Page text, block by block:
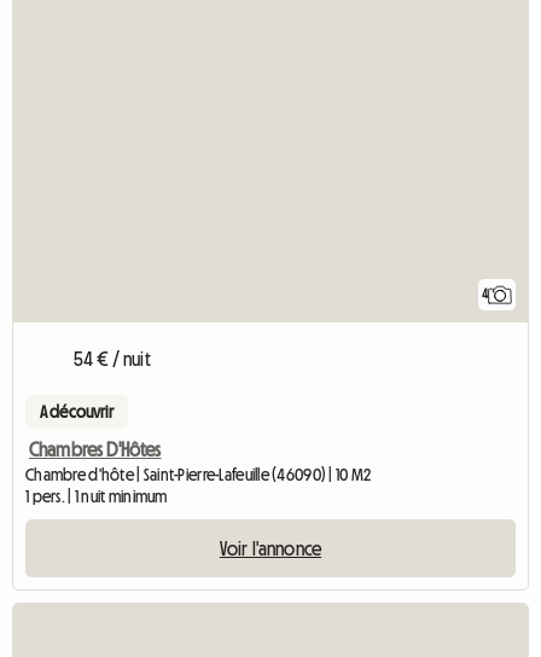
4
54 € / nuit
A découvrir
Chambres D'Hôtes
Chambre d'hôte | Saint-Pierre-Lafeuille (46090) | 10 M2
1 pers. | 1 nuit minimum
Voir l'annonce